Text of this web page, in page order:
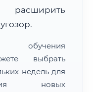
и просмотра
расширить
обучения
выбрать
недель для
новых